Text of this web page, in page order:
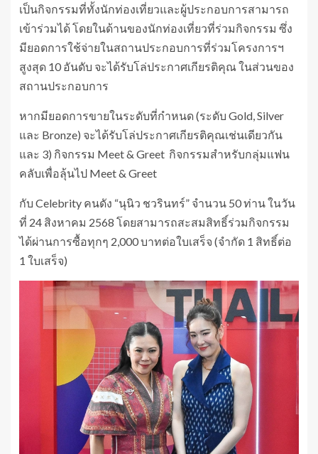
เป็นกิจกรรมที่ทั้งนักท่องเที่ยวและผู้ประกอบการสามารถ
เข้าร่วมได้ โดยในด้านของนักท่องเที่ยวที่ร่วมกิจกรรม ซึ่ง
มียอดการใช้จ่ายในสถานประกอบการที่ร่วมโครงการฯ
สูงสุด 10 อันดับ จะได้รับโล่ประกาศเกียรติคุณ ในส่วนของ
สถานประกอบการ
หากมียอดการขายในระดับที่กำหนด (ระดับ Gold, Silver
และ Bronze) จะได้รับโล่ประกาศเกียรติคุณเช่นเดียวกัน
และ 3) กิจกรรม Meet & Greet กิจกรรมสำหรับกลุ่มแฟน
คลับเพื่อลุ้นไป Meet & Greet
กับ Celebrity คนดัง “นุนิว ชวรินทร์” จำนวน 50 ท่าน ในวัน
ที่ 24 สิงหาคม 2568 โดยสามารถสะสมสิทธิ์ร่วมกิจกรรม
ได้ผ่านการซื้อทุกๆ 2,000 บาทต่อใบเสร็จ (จำกัด 1 สิทธิ์ต่อ
1 ใบเสร็จ)